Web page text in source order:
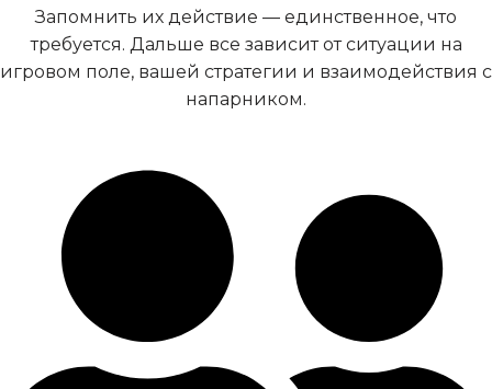
Запомнить их действие — единственное, что
требуется. Дальше все зависит от ситуации на
игровом поле, вашей стратегии и взаимодействия с
напарником.